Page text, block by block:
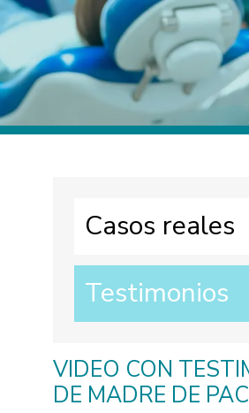
Casos reales
Testimonios
VIDEO CON
DE MADRE DE